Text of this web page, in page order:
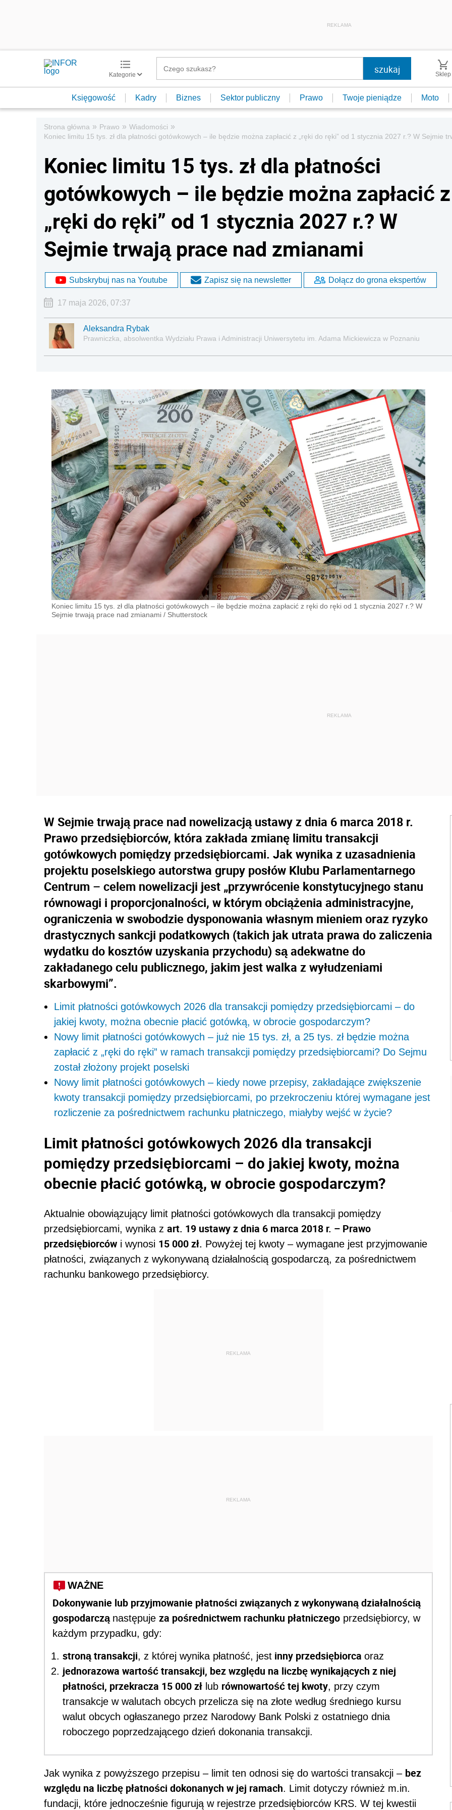
REKLAMA
Kategorie Sklep
Księgowość Kadry Biznes Sektor publiczny Prawo Twoje pieniądze Moto
Strona główna » Prawo » Wiadomości »
Koniec limitu 15 tys. zł dla płatności gotówkowych – ile będzie można zapłacić z „ręki do ręki” od 1 stycznia 2027 r.? W Sejmie
Koniec limitu 15 tys. zł dla płatności
gotówkowych – ile będzie można zapłacić z
„ręki do ręki” od 1 stycznia 2027 r.? W
Sejmie trwają prace nad zmianami
Subskrybuj nas na Youtube Zapisz się na newsletter Dołącz do grona ekspertów
17 maja 2026, 07:37
Aleksandra Rybak
Prawniczka, absolwentka Wydziału Prawa i Administracji Uniwersytetu im. Adama Mickiewicza w Poznaniu
Koniec limitu 15 tys. zł dla płatności gotówkowych – ile będzie można zapłacić z ręki do ręki od 1 stycznia 2027 r.? W
Sejmie trwają prace nad zmianami / Shutterstock
W Sejmie trwają prace nad nowelizacją ustawy z dnia 6 marca 2018 r.
Prawo przedsiębiorców, która zakłada zmianę limitu transakcji
gotówkowych pomiędzy przedsiębiorcami. Jak wynika z uzasadnienia
projektu poselskiego autorstwa grupy posłów Klubu Parlamentarnego
Centrum – celem nowelizacji jest „przywrócenie konstytucyjnego stanu
równowagi i proporcjonalności, w którym obciążenia administracyjne,
ograniczenia w swobodzie dysponowania własnym mieniem oraz ryzyko
drastycznych sankcji podatkowych (takich jak utrata prawa do zaliczenia
wydatku do kosztów uzyskania przychodu) są adekwatne do
zakładanego celu publicznego, jakim jest walka z wyłudzeniami
skarbowymi”.
Limit płatności gotówkowych 2026 dla transakcji pomiędzy przedsiębiorcami – do
jakiej kwoty, można obecnie płacić gotówką, w obrocie gospodarczym?
Nowy limit płatności gotówkowych – już nie 15 tys. zł, a 25 tys. zł będzie można
zapłacić z „ręki do ręki” w ramach transakcji pomiędzy przedsiębiorcami? Do Sejmu
został złożony projekt poselski
Nowy limit płatności gotówkowych – kiedy nowe przepisy, zakładające zwiększenie
kwoty transakcji pomiędzy przedsiębiorcami, po przekroczeniu której wymagane jest
rozliczenie za pośrednictwem rachunku płatniczego, miałyby wejść w życie?
Limit płatności gotówkowych 2026 dla transakcji
pomiędzy przedsiębiorcami – do jakiej kwoty, można
obecnie płacić gotówką, w obrocie gospodarczym?
Aktualnie obowiązujący limit płatności gotówkowych dla transakcji pomiędzy
przedsiębiorcami, wynika z art. 19 ustawy z dnia 6 marca 2018 r. – Prawo
przedsiębiorców i wynosi 15 000 zł. Powyżej tej kwoty – wymagane jest przyjmowanie
płatności, związanych z wykonywaną działalnością gospodarczą, za pośrednictwem
rachunku bankowego przedsiębiorcy.
REKLAMA
REKLAMA
WAŻNE
Dokonywanie lub przyjmowanie płatności związanych z wykonywaną działalnością
gospodarczą następuje za pośrednictwem rachunku płatniczego przedsiębiorcy, w
każdym przypadku, gdy:
stroną transakcji, z której wynika płatność, jest inny przedsiębiorca oraz
jednorazowa wartość transakcji, bez względu na liczbę wynikających z niej
płatności, przekracza 15 000 zł lub równowartość tej kwoty, przy czym
transakcje w walutach obcych przelicza się na złote według średniego kursu
walut obcych ogłaszanego przez Narodowy Bank Polski z ostatniego dnia
roboczego poprzedzającego dzień dokonania transakcji.
Jak wynika z powyższego przepisu – limit ten odnosi się do wartości transakcji – bez
względu na liczbę płatności dokonanych w jej ramach. Limit dotyczy również m.in.
fundacji, które jednocześnie figurują w rejestrze przedsiębiorców KRS. W tej kwestii